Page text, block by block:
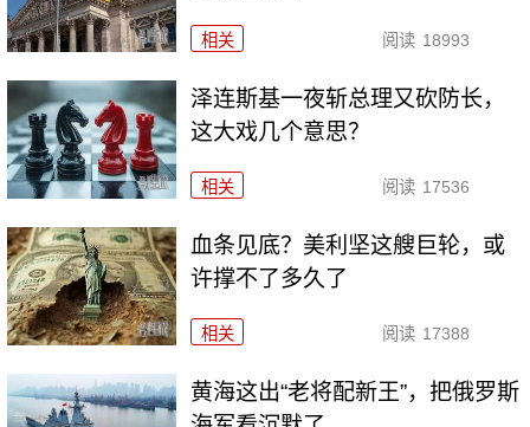
相关 阅读 18993
泽连斯基一夜斩总理又砍防长，
这大戏几个意思？
相关 阅读 17536
血条见底？美利坚这艘巨轮，或
许撑不了多久了
相关 阅读 17388
黄海这出“老将配新王”，把俄罗斯